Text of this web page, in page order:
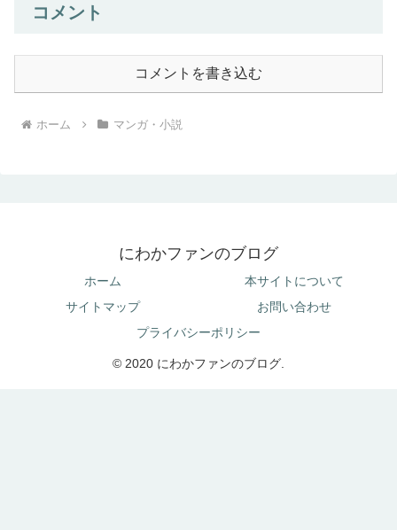
コメント
コメントを書き込む
ホーム マンガ・小説
にわかファンのブログ
ホーム
本サイトについて
サイトマップ
お問い合わせ
プライバシーポリシー
© 2020 にわかファンのブログ.